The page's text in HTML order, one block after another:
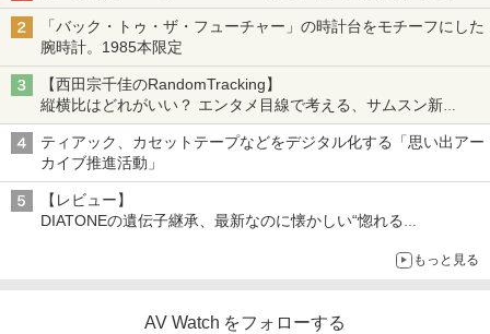
「バック・トゥ・ザ・フューチャー」の時計台をモチーフにした
腕時計。1985本限定
【西田宗千佳のRandomTracking】
縦横比はどれがいい？ エンタメ目線で考える、サムスン新
「Galaxy Z Fold」
ティアック、カセットテープなどをデジタル化する「思い出アー
カイブ推進活動」
【レビュー】
DIATONEの遺伝子継承、最新なのに懐かしい“惚れる
もっと見る
AV Watch をフォローする